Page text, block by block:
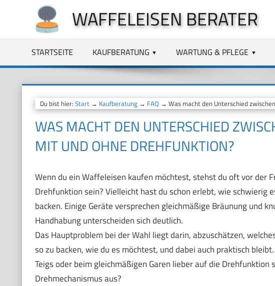
springen
WAFFELEISEN BERATER
STARTSEITE KAUFBERATUNG WARTUNG & PFLEGE
Du bist hier: Start→ Kaufberatung→ FAQ → Was macht den Unterschied
WAS MACHT DEN UNTERSCHIED
MIT UND OHNE DREHFUNKTION?
Wenn du ein Waffeleisen kaufen möchtest, stehst du oft vor der
Drehfunktion sein? Vielleicht hast du schon erlebt, wie schwierig
backen. Einige Geräte versprechen gleichmäßige Bräunung und
Handhabung unterscheiden sich deutlich.
Das Hauptproblem bei der Wahl liegt darin, abzuschätzen,
so zu backen, wie du es möchtest, und dabei auch praktisch
Teigs oder beim gleichmäßigen Garen lieber auf die Drehfunktion
Drehmechanismus aus?